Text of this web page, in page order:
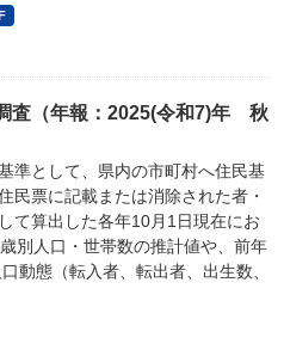
査（年報：2025(令和7)年 秋
準として、県内の市町村へ住民基
民票に記載または消除された者・
て算出した各年10月1日現在にお
別人口・世帯数の推計値や、前年
動態（転入者、転出者、出生数、